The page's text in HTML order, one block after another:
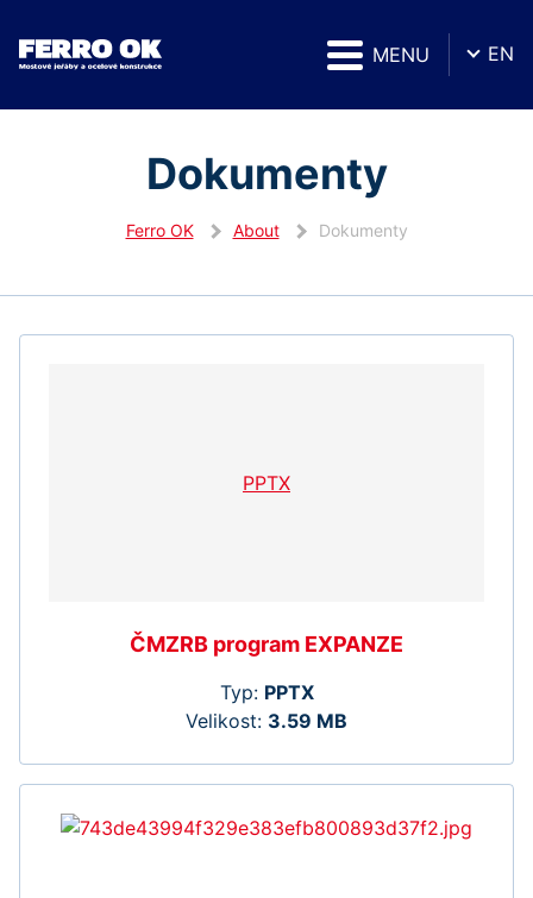
MENU EN
Dokumenty
Ferro OK About Dokumenty
PPTX
ČMZRB program EXPANZE
Typ: PPTX
Velikost: 3.59 MB